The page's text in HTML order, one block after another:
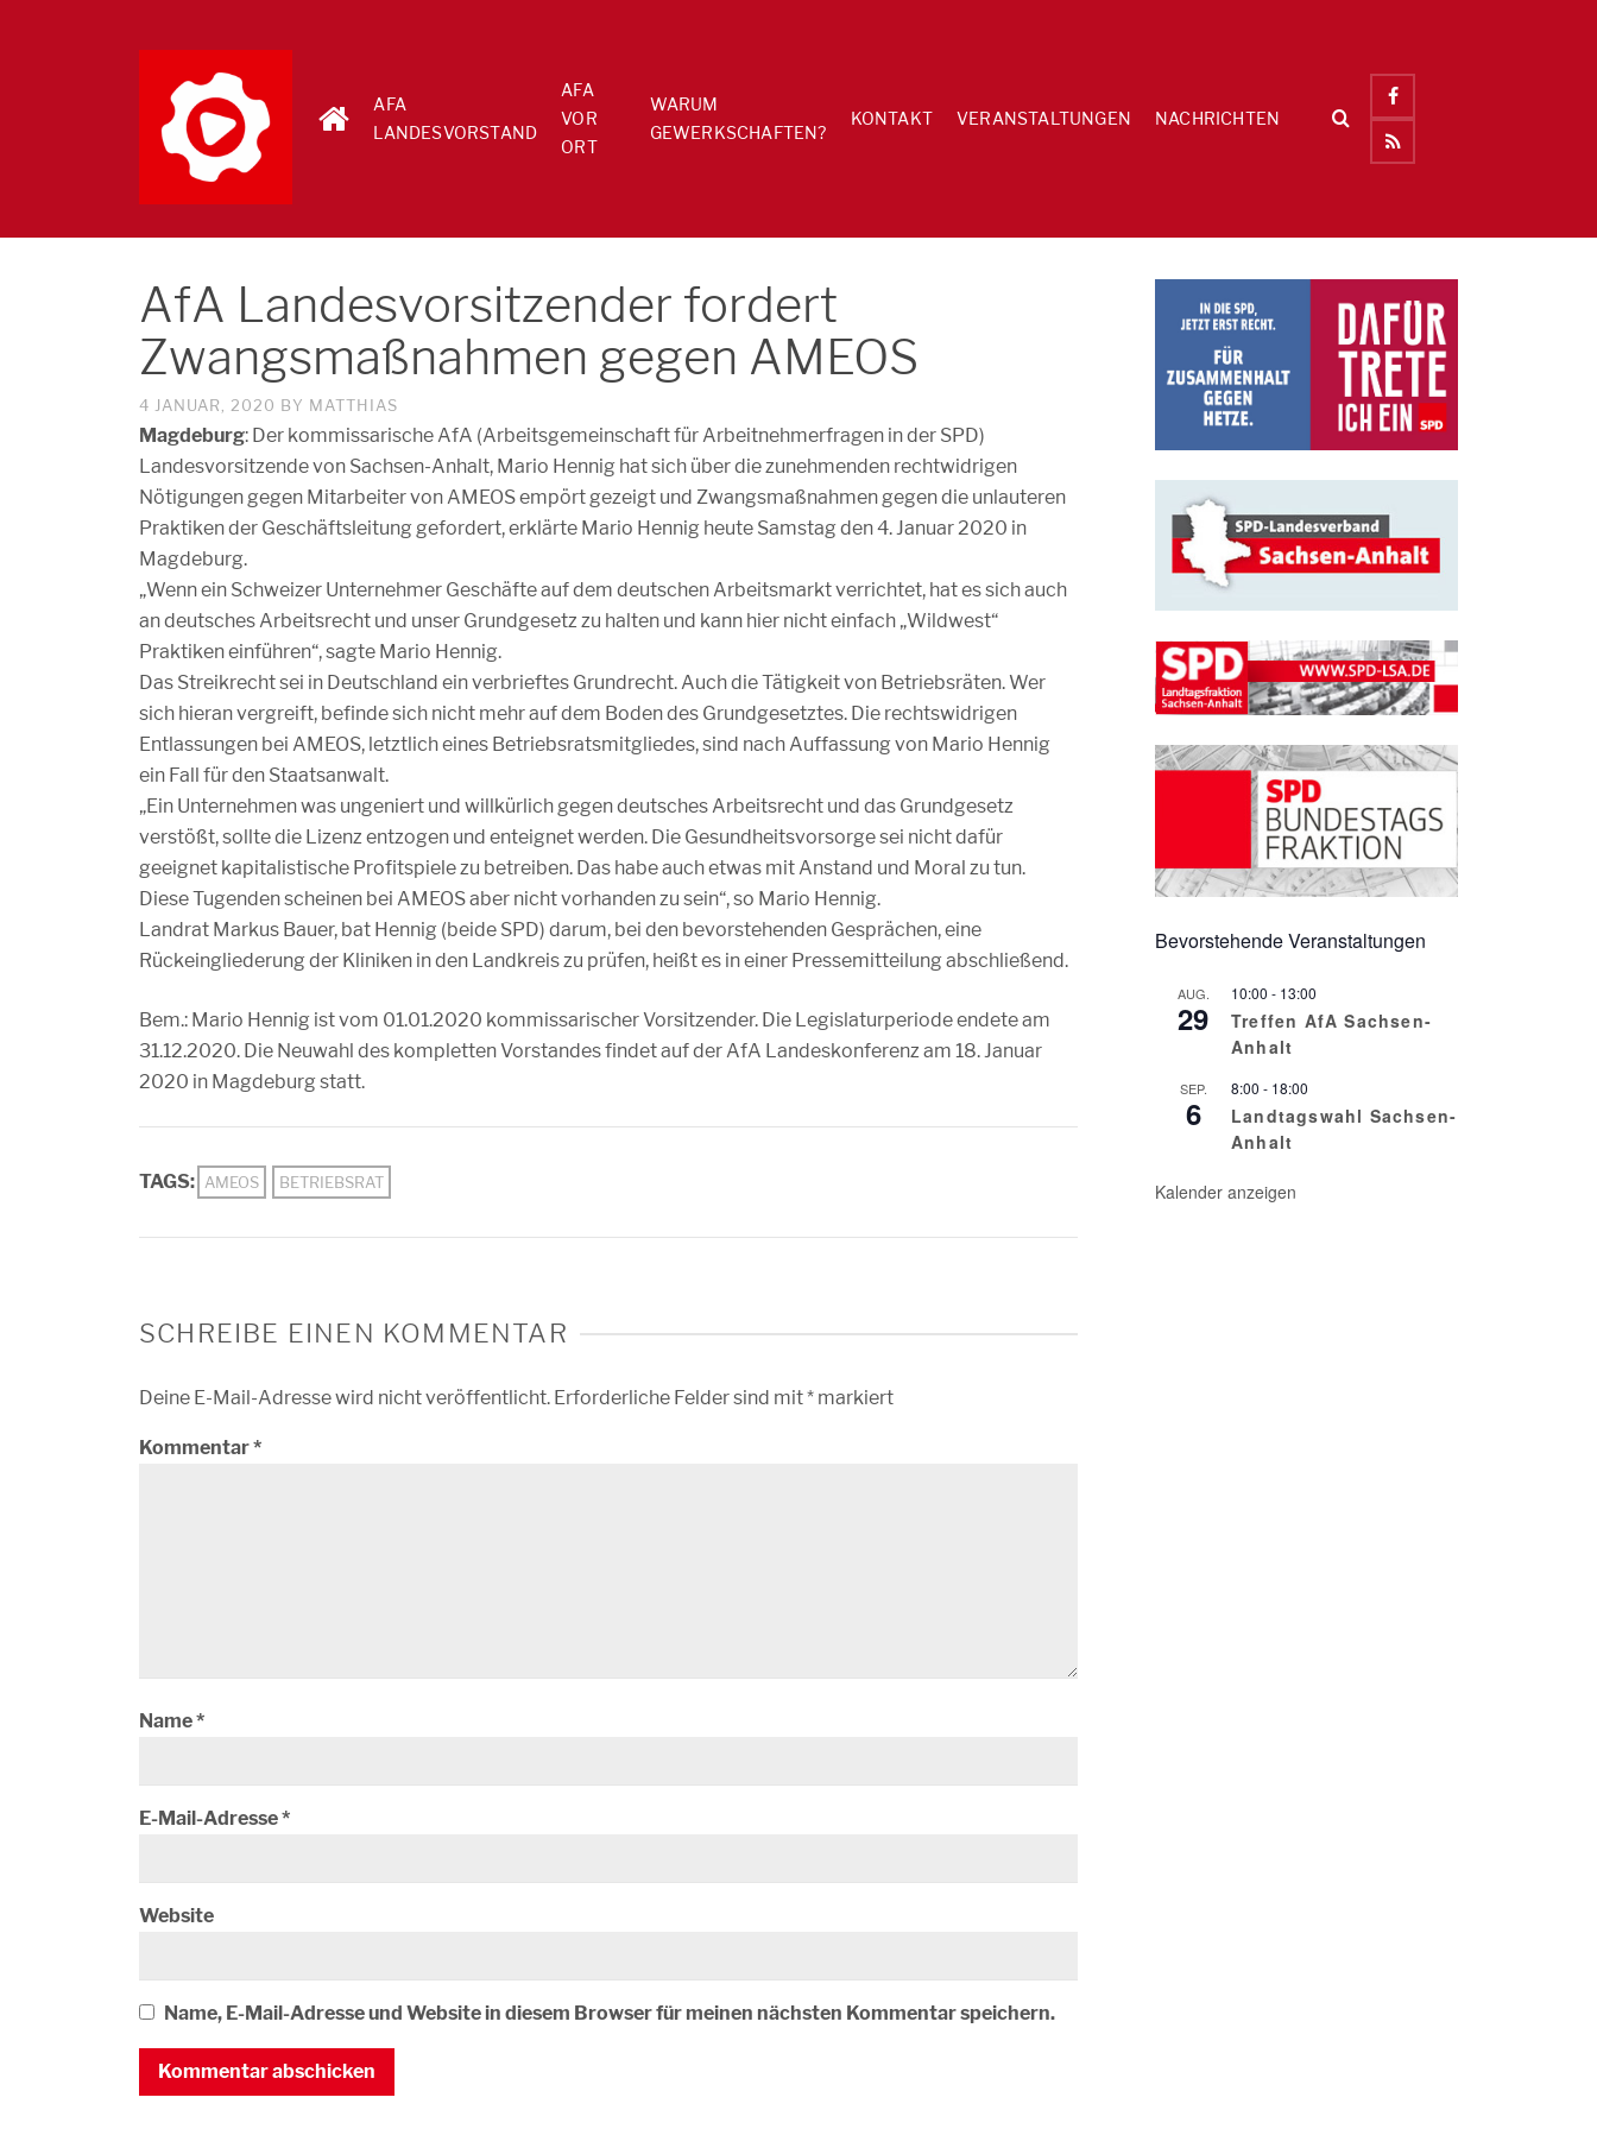
AFA
LANDESVORSTAND
AFA
VOR
ORT
WARUM
GEWERKSCHAFTEN?
KONTAKT VERANSTALTUNGEN NACHRICHTEN
AfA Landesvorsitzender fordert
Zwangsmaßnahmen gegen AMEOS
4 JANUAR, 2020 BY MATTHIAS
Magdeburg: Der kommissarische AfA (Arbeitsgemeinschaft für Arbeitnehmerfragen in der SPD)
Landesvorsitzende von Sachsen-Anhalt, Mario Hennig hat sich über die zunehmenden rechtwidrigen
Nötigungen gegen Mitarbeiter von AMEOS empört gezeigt und Zwangsmaßnahmen gegen die unlauteren
Praktiken der Geschäftsleitung gefordert, erklärte Mario Hennig heute Samstag den 4. Januar 2020 in
Magdeburg.
„Wenn ein Schweizer Unternehmer Geschäfte auf dem deutschen Arbeitsmarkt verrichtet, hat es sich auch
an deutsches Arbeitsrecht und unser Grundgesetz zu halten und kann hier nicht einfach „Wildwest“
Praktiken einführen“, sagte Mario Hennig.
Das Streikrecht sei in Deutschland ein verbrieftes Grundrecht. Auch die Tätigkeit von Betriebsräten. Wer
sich hieran vergreift, befinde sich nicht mehr auf dem Boden des Grundgesetztes. Die rechtswidrigen
Entlassungen bei AMEOS, letztlich eines Betriebsratsmitgliedes, sind nach Auffassung von Mario Hennig
ein Fall für den Staatsanwalt.
„Ein Unternehmen was ungeniert und willkürlich gegen deutsches Arbeitsrecht und das Grundgesetz
verstößt, sollte die Lizenz entzogen und enteignet werden. Die Gesundheitsvorsorge sei nicht dafür
geeignet kapitalistische Profitspiele zu betreiben. Das habe auch etwas mit Anstand und Moral zu tun.
Diese Tugenden scheinen bei AMEOS aber nicht vorhanden zu sein“, so Mario Hennig.
Landrat Markus Bauer, bat Hennig (beide SPD) darum, bei den bevorstehenden Gesprächen, eine
Rückeingliederung der Kliniken in den Landkreis zu prüfen, heißt es in einer Pressemitteilung abschließend.
Bem.: Mario Hennig ist vom 01.01.2020 kommissarischer Vorsitzender. Die Legislaturperiode endete am
31.12.2020. Die Neuwahl des kompletten Vorstandes findet auf der AfA Landeskonferenz am 18. Januar
2020 in Magdeburg statt.
TAGS: AMEOS BETRIEBSRAT
SCHREIBE EINEN KOMMENTAR
Deine E-Mail-Adresse wird nicht veröffentlicht. Erforderliche Felder sind mit* markiert
Kommentar*
Name*
E-Mail-Adresse*
Website
Name, E-Mail-Adresse und Website in diesem Browser für meinen nächsten Kommentar speichern.
Bevorstehende Veranstaltungen
AUG.
29
10:00 - 13:00
Treffen AfA Sachsen-
Anhalt
SEP.
6
8:00 - 18:00
Landtagswahl Sachsen-
Anhalt
Kalender anzeigen